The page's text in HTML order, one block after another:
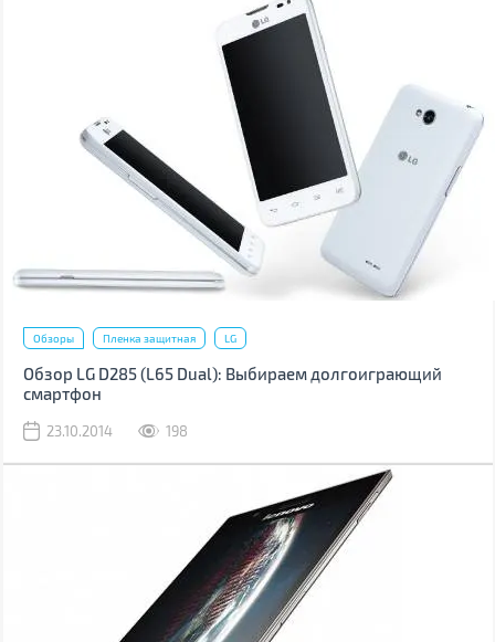
Обзоры Пленка защитная LG
Обзор LG D285 (L65 Dual): Выбираем долгоиграющий
смартфон
23.10.2014 198